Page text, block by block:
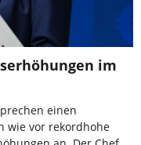
im
einen
wie vor rekordhohe